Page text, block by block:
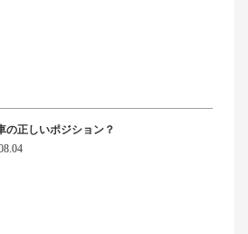
の正しいポジション？